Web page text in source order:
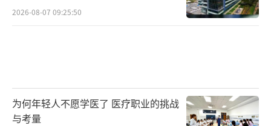
2026-08-07 09:25:50
为何年轻人不愿学医了 医疗职业的挑战
与考量